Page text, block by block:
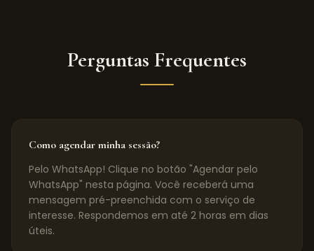
Perguntas Frequentes
Como agendar minha sessão?
Pelo WhatsApp! Clique no botão "Agendar pelo
WhatsApp" nesta página. Você receberá uma
mensagem pré-preenchida com o serviço de
interesse. Respondemos em até 2 horas em dias
úteis.